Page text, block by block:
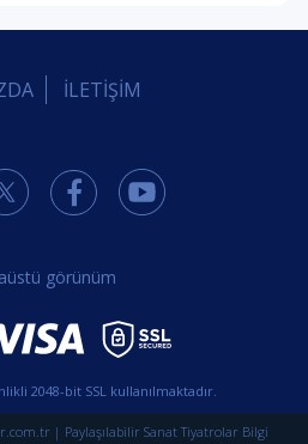
İLETİŞİM
görünüm
2048-bit SSL kullanılmaktadır.
| Paylaşılabilir Sanat Tiyatrolar Bilgi